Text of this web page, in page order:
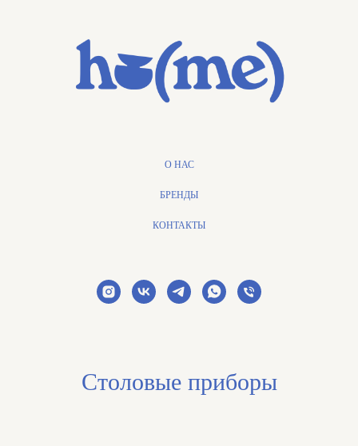
О НАС
БРЕНДЫ
КОНТАКТЫ
Столовые приборы